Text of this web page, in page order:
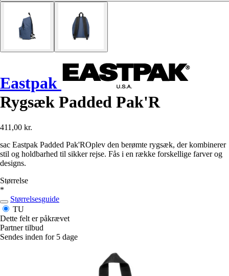
Eastpak
Rygsæk Padded Pak'R
411,00 kr.
sac Eastpak Padded Pak'ROplev den berømte rygsæk, der kombinerer
stil og holdbarhed til sikker rejse. Fås i en række forskellige farver og
designs.
Størrelse
*
Størrelsesguide
TU
Dette felt er påkrævet
Partner tilbud
Sendes inden for 5 dage